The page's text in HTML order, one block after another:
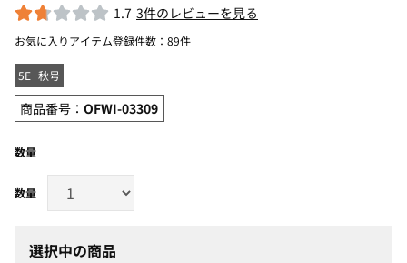
1.7 3件のレビューを見る
お気に入りアイテム登録件数： 89件
5E 秋号
商品番号： OFWI-03309
数量
選択中の商品